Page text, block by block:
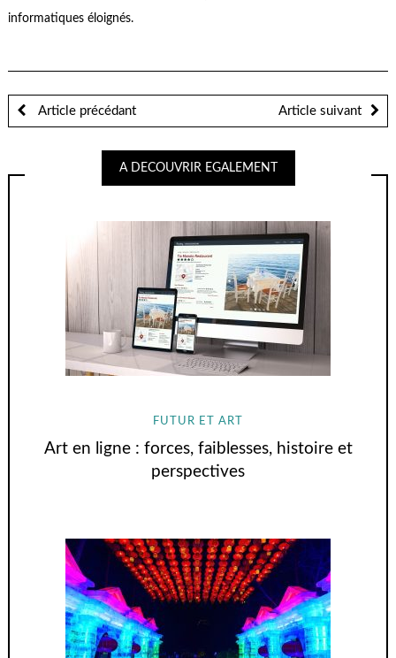
informatiques éloignés.
Article précédant Article suivant
A DECOUVRIR EGALEMENT
FUTUR ET ART
Art en ligne : forces, faiblesses, histoire et
perspectives